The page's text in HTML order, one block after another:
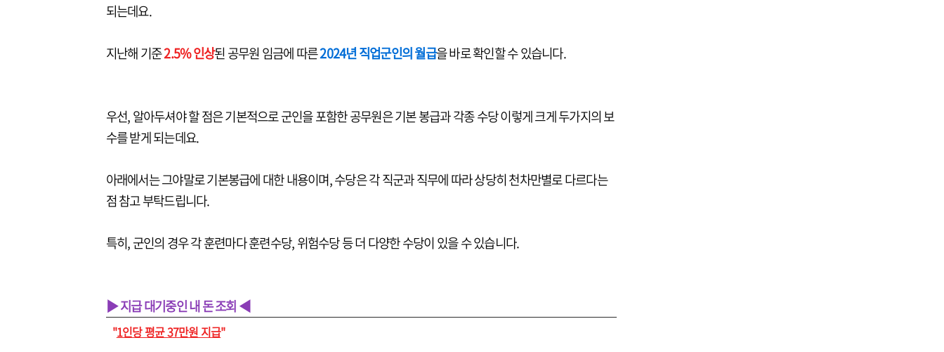
되는데요.
지난해 기준2.5% 인상된 공무원 임금에 따른2024년 직업군인의 월급을 바로 확인할 수 있습니다.
우선, 알아두셔야 할 점은 기본적으로 군인을 포함한 공무원은 기본 봉급과 각종 수당 이렇게 크게 두가지의 보
수를 받게 되는데요.
아래에서는 그야말로 기본봉급에 대한 내용이며, 수당은 각 직군과 직무에 따라 상당히 천차만별로 다르다는
점 참고 부탁드립니다.
특히, 군인의 경우 각 훈련마다 훈련수당, 위험수당 등 더 다양한 수당이 있을 수 있습니다.
▶ 지급 대기중인 내 돈 조회 ◀
"1인당 평균 37만원 지급"